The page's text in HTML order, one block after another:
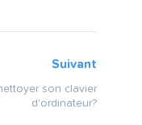
Suivant
son clavier
d'ordinateur?